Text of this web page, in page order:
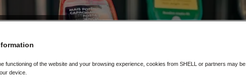
e a inovação
functioning of the website and your browsing experience, cookies from SHELL or partners may be
device.